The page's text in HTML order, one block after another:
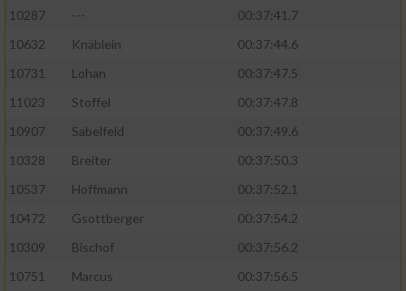
10287
---
00:37:41.7
10632
Knäblein
00:37:44.6
10731
Lohan
00:37:47.5
11023
Stoffel
00:37:47.8
10907
Sabelfeld
00:37:49.6
10328
Breiter
00:37:50.3
10537
Hoffmann
00:37:52.1
10472
Gsottberger
00:37:54.2
10309
Bischof
00:37:56.2
10751
Marcus 00:37:56.5